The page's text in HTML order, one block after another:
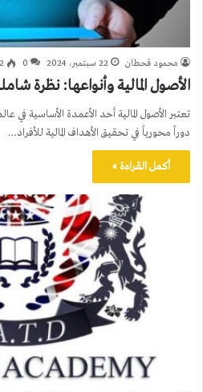
محمود قحطان 22 سبتمبر، 2024 0
الأصول المالية وأنواعها: نظرة
تعتبر الأصول المالية أحد الأعمدة الأساسية في
دوراً محورياً في تحقيق الأهداف المالية للأفراد…
أكمل القراءة »